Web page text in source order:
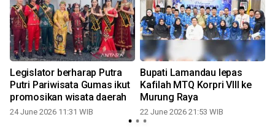
Legislator berharap Putra
Putri Pariwisata Gumas ikut
promosikan wisata daerah
24 June 2026 11:31 WIB
Bupati Lamandau lepas
Kafilah MTQ Korpri VIII ke
Murung Raya
22 June 2026 21:53 WIB